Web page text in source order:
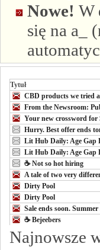
Nowe! W
się na a_
Tytuł
CBD products we tried
From the Newsroom:
Your new crossword
Hurry. Best offer ends
Lit Hub Daily: Age Gap
Lit Hub Daily: Age Gap
☕ Not so hot hiring
A tale of two very
Dirty Pool
Dirty Pool
Sale ends soon.
☕️ Bejeebers
Najnowsze